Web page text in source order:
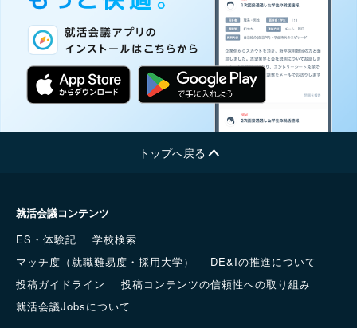
トップへ戻る
就活会議コンテンツ
ES・体験記
学校検索
マッチ度（就職難易度・採用大学）
DE&Iの推進について
投稿ガイドライン
投稿コンテンツの信頼性への取り組み
就活会議Jobsについて